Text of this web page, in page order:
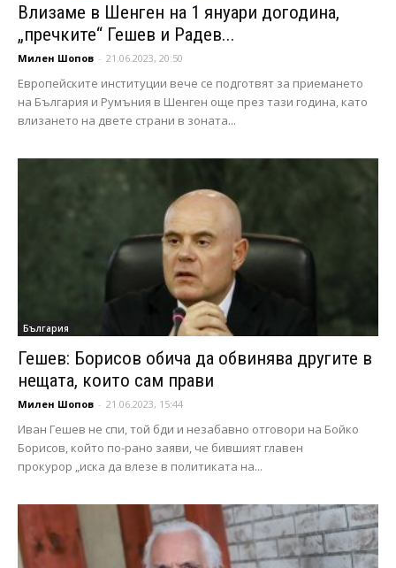
Влизаме в Шенген на 1 януари догодина,
„пречките“ Гешев и Радев...
Милен Шопов - 21.06.2023, 20:50
Европейските институции вече се подготвят за приемането
на България и Румъния в Шенген още през тази година, като
влизането на двете страни в зоната...
България
Гешев: Борисов обича да обвинява другите в
нещата, които сам прави
Милен Шопов - 21.06.2023, 15:44
Иван Гешев не спи, той бди и незабавно отговори на Бойко
Борисов, който по-рано заяви, че бившият главен
прокурор „иска да влезе в политиката на...